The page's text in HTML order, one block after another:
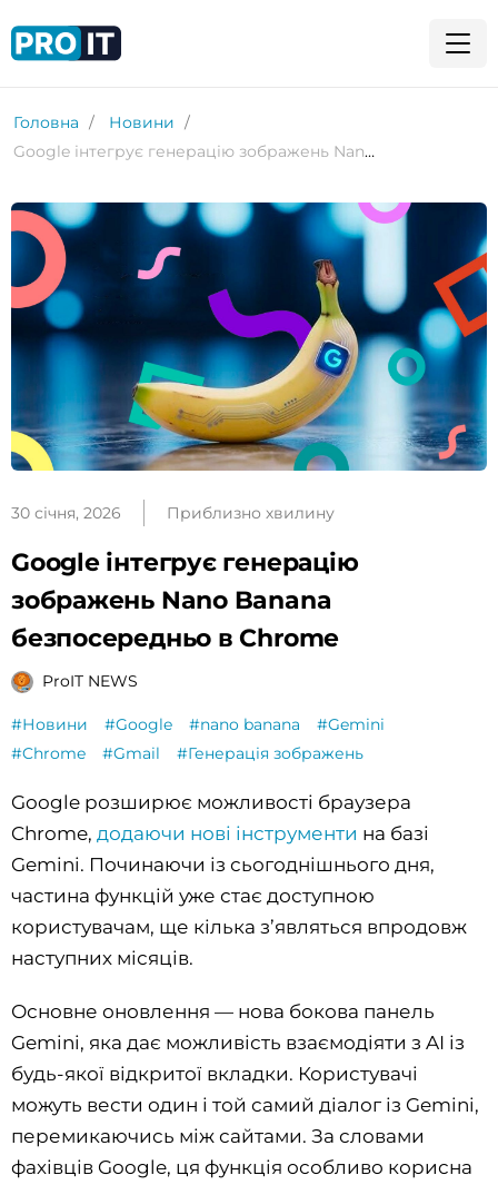
Головна
Новини
Google інтегрує генерацію зображень Nano Banana безпосередньо в Chrome
30 січня, 2026 Приблизно хвилину
Google інтегрує генерацію
зображень Nano Banana
безпосередньо в Chrome
ProIT NEWS
#Новини #Google #nano banana
#Gemini
#Chrome
#Gmail #Генерація зображень
Google розширює можливості браузера
Chrome, додаючи нові інструменти на базі
Gemini. Починаючи із сьогоднішнього дня,
частина функцій уже стає доступною
користувачам, ще кілька з’являться впродовж
наступних місяців.
Основне оновлення — нова бокова панель
Gemini, яка дає можливість взаємодіяти з AI із
будь-якої відкритої вкладки. Користувачі
можуть вести один і той самий діалог із Gemini,
перемикаючись між сайтами. За словами
фахівців Google, ця функція особливо корисна